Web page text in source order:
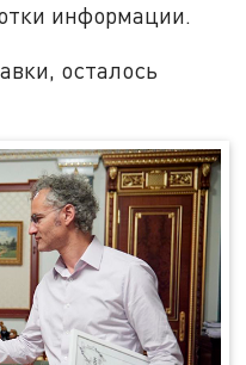
информации.
осталось